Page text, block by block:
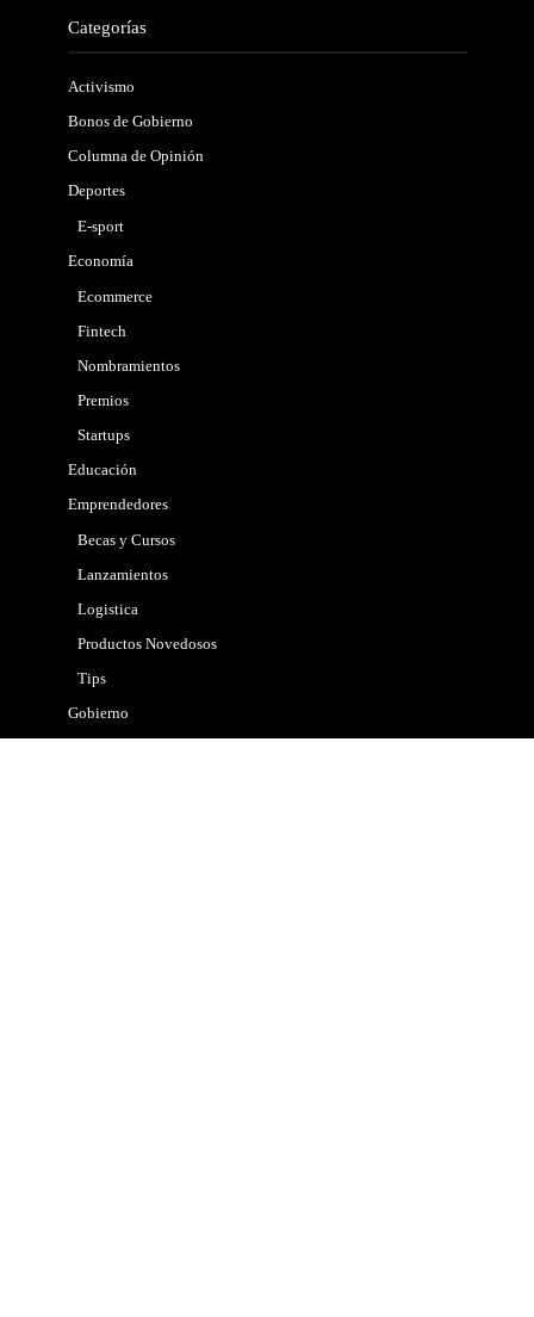
Categorías
Activismo
Bonos de Gobierno
Columna de Opinión
Deportes
E-sport
Economía
Ecommerce
Fintech
Nombramientos
Premios
Startups
Educación
Emprendedores
Becas y Cursos
Lanzamientos
Logistica
Productos Novedosos
Tips
Gobierno